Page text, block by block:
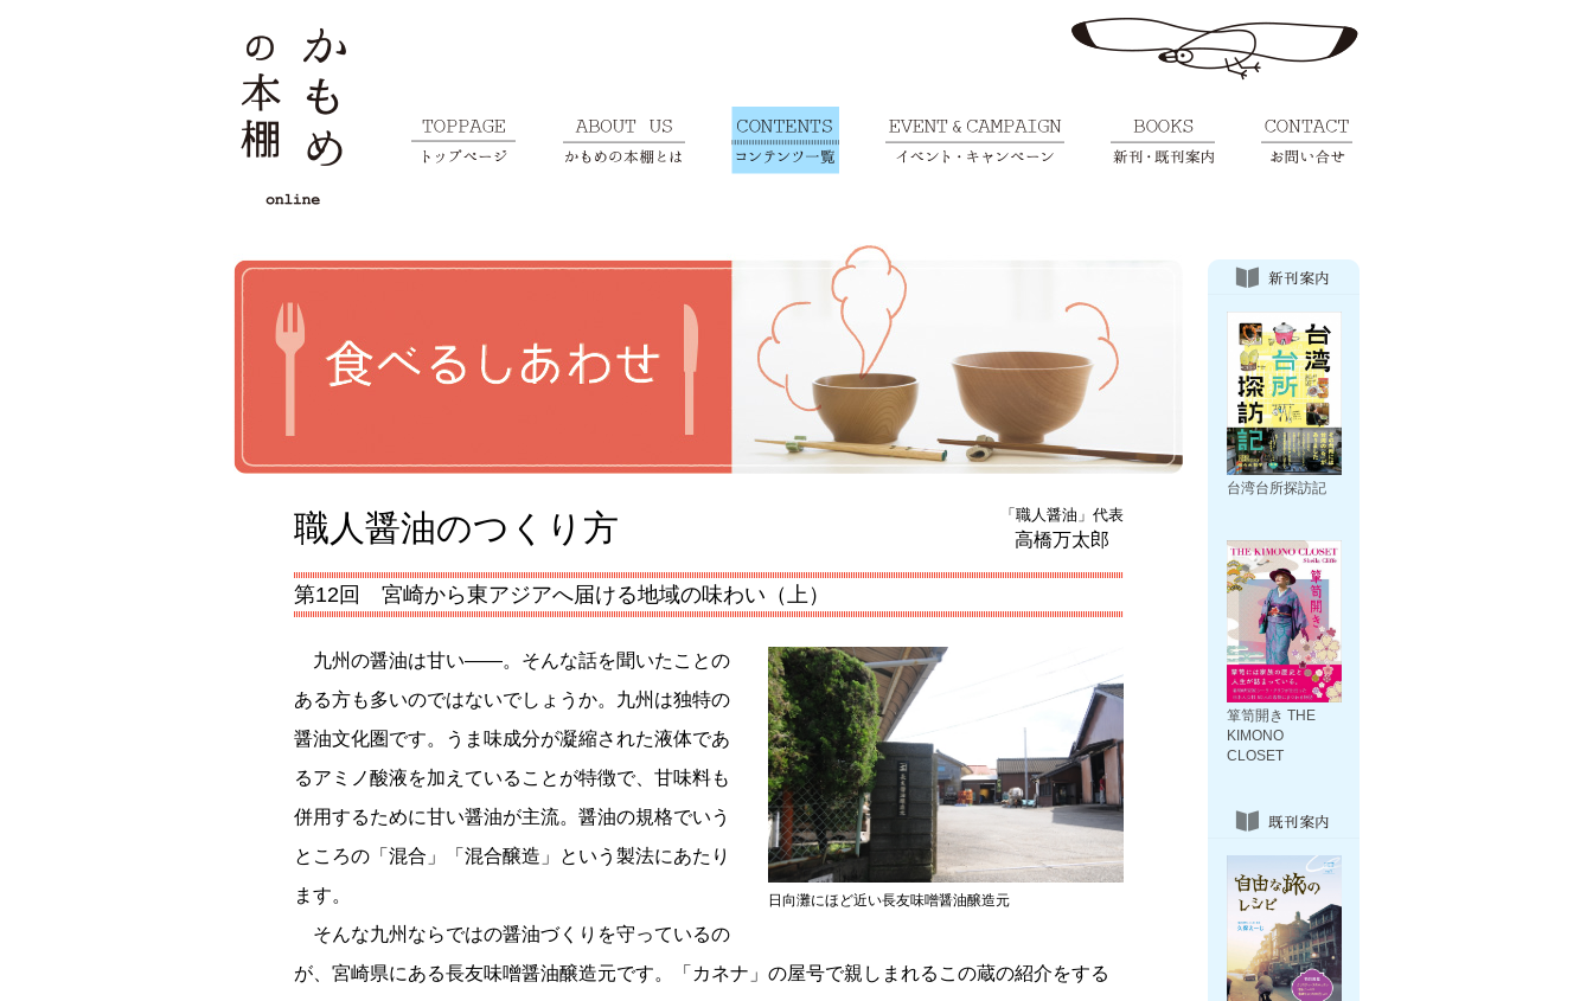
職人醤油のつくり方 「職人醤油」代表
高橋万太郎
第12回 宮崎から東アジアへ届ける地域の味わい（上）
日向灘にほど近い長友味噌醤油醸造元
九州の醤油は甘い――。そんな話を聞いたことの
ある方も多いのではないでしょうか。九州は独特の
醤油文化圏です。うま味成分が凝縮された液体であ
るアミノ酸液を加えていることが特徴で、甘味料も
併用するために甘い醤油が主流。醤油の規格でいう
ところの「混合」「混合醸造」という製法にあたり
ます。
そんな九州ならではの醤油づくりを守っているの
が、宮崎県にある長友味噌醤油醸造元です。「カネナ」の屋号で親しまれるこの蔵の紹介をする
台湾台所探訪記
箪笥開き THE
KIMONO
CLOSET